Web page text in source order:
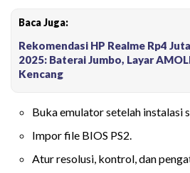
Baca Juga:
Rekomendasi HP Realme Rp4
2025: Baterai Jumbo, Layar
Kencang
Buka emulator setelah instalasi
Impor file BIOS PS2.
Atur resolusi, kontrol, dan